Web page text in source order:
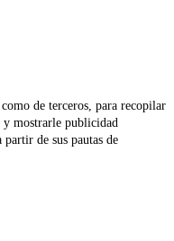
de terceros, para recopilar
y mostrarle publicidad
partir de sus pautas de